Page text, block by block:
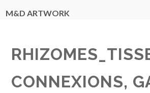
M&D ARTWORK
CONNEXIONS,